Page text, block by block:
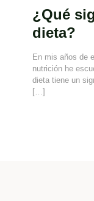
¿Qué
dieta?
En mis años de
nutrición he
dieta tiene un
[…]